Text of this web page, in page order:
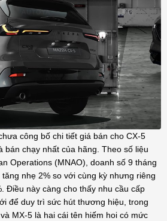
công bố chi tiết giá bán cho CX-5
bán chạy nhất của hãng. Theo số liệu
Operations (MNAO), doanh số 9 tháng
nhẹ 2% so với cùng kỳ nhưng riêng
Điều này càng cho thấy nhu cầu cấp
để duy trì sức hút thương hiệu, trong
MX-5 là hai cái tên hiếm hoi có mức